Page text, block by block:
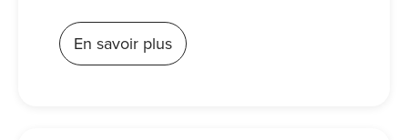
En savoir plus